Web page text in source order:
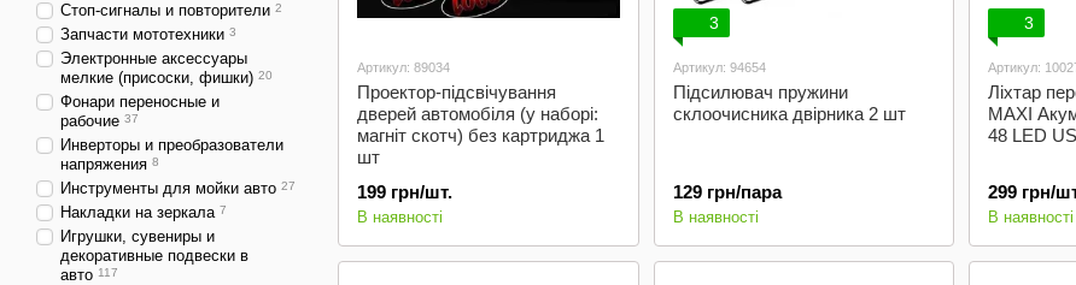
Артикул: 89034
Проектор-підсвічування
дверей автомобіля (у наборі:
магніт скотч) без картриджа 1
шт
199 грн/шт.
В наявності
3
Артикул: 94654
Підсилювач пружини
склоочисника двірника 2 шт
129 грн/пара
В наявності
3
Артикул:
Ліхтар
MAXI
48 LED
299 грн/
В наявності
Стоп-сигналы и повторители 2
Запчасти мототехники 3
Электронные аксессуары
мелкие (присоски, фишки) 20
Фонари переносные и
рабочие 37
Инверторы и преобразователи
напряжения 8
Инструменты для мойки авто 27
Накладки на зеркала 7
Игрушки, сувениры и
декоративные подвески в
авто 117